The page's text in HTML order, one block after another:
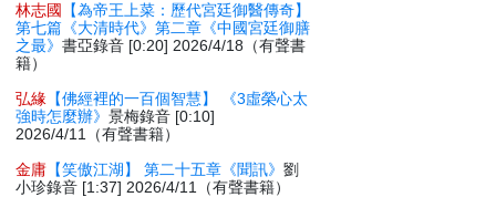
林志國
【為帝王上菜：歷代宮廷御醫傳奇】
第七篇《大清時代》第二章《中國宮廷御膳
之最》書亞錄音 [0:20] 2026/4/18（有聲書
籍）
弘緣 【佛經裡的一百個智慧】 《3虛榮心太
強時怎麼辦》景梅錄音 [0:10]
2026/4/11（有聲書籍）
金庸 【笑傲江湖】 第二十五章《聞訊》劉
小珍錄音 [1:37] 2026/4/11（有聲書籍）